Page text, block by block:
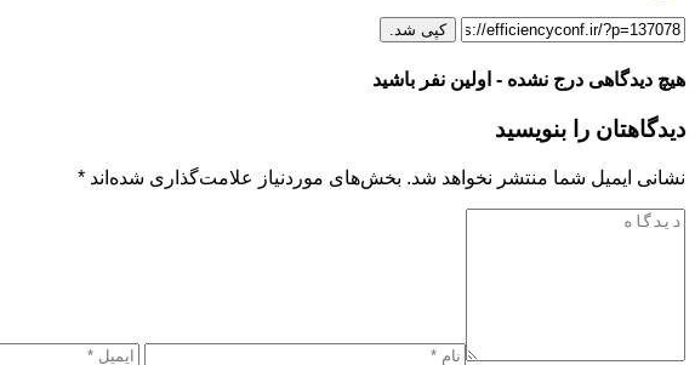
کپی شد.
هیچ دیدگاهی درج نشده - اولین نفر باشید
دیدگاهتان را بنویسید
نشانی ایمیل شما منتشر نخواهد شد. بخش‌های موردنیاز علامت‌گذاری شده‌اند *